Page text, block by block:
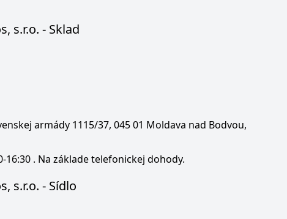
s.r.o. - Sklad
armády 1115/37, 045 01 Moldava nad Bodvou,
16:30 . Na základe telefonickej dohody.
s.r.o. - Sídlo